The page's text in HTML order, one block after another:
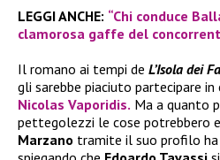
LEGGI ANCHE: “Chi conduce
clamorosa gaffe del
Il romano ai tempi de L’Isola dei
gli sarebbe piaciuto partecipare in
Nicolas Vaporidis. Ma a quanto
pettegolezzi le cose potrebbero
Marzano tramite il suo profilo